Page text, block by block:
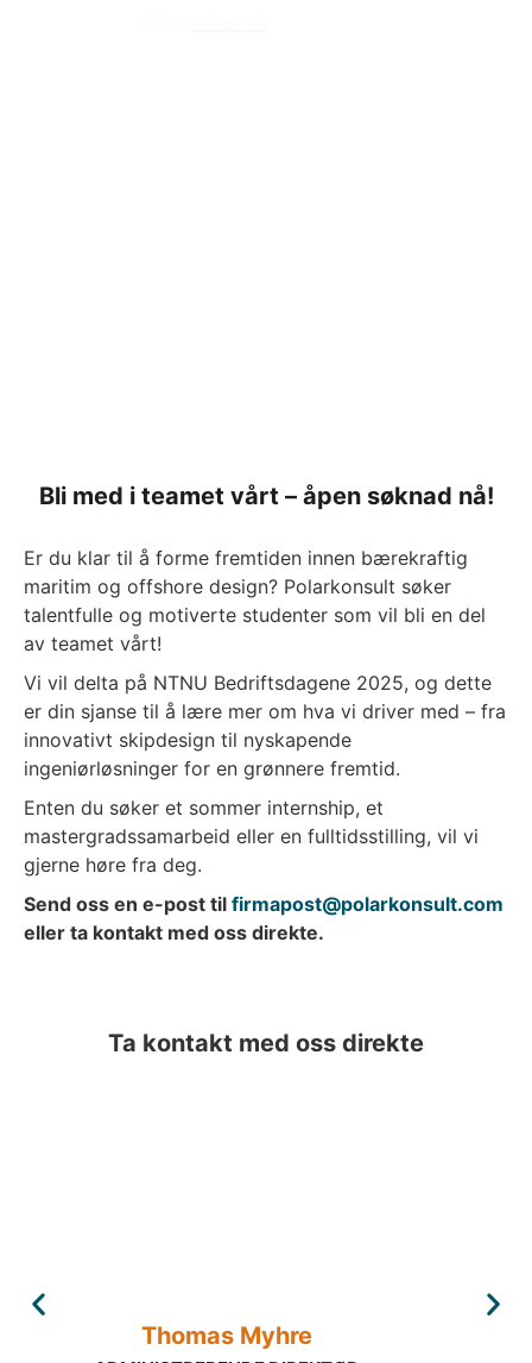
Bli med i teamet vårt – åpen søknad nå!
Er du klar til å forme fremtiden innen bærekraftig
maritim og offshore design? Polarkonsult søker
talentfulle og motiverte studenter som vil bli en del
av teamet vårt!
Vi vil delta på NTNU Bedriftsdagene 2025, og dette
er din sjanse til å lære mer om hva vi driver med – fra
innovativt skipdesign til nyskapende
ingeniørløsninger for en grønnere fremtid.
Enten du søker et sommer internship, et
mastergradssamarbeid eller en fulltidsstilling, vil vi
gjerne høre fra deg.
Send oss en e-post til firmapost@polarkonsult.com
eller ta kontakt med oss direkte.
Ta kontakt med oss direkte
Thomas Myhre